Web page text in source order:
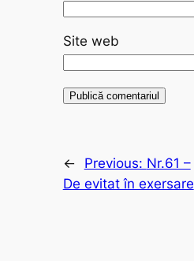
Site web
← Previous: Nr.61 –
De evitat în exersare